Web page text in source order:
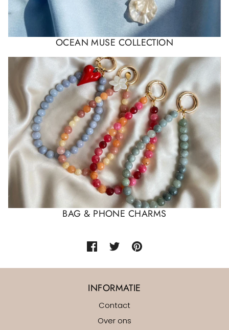
OCEAN MUSE COLLECTION
BAG & PHONE CHARMS
INFORMATIE
Contact
Over ons